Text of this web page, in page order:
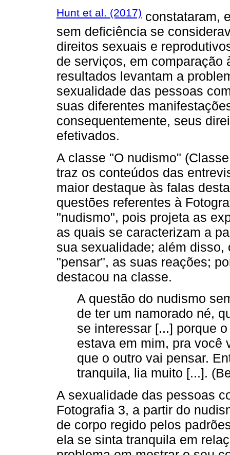
Hunt et al. (2017) constataram,
sem deficiência se
direitos sexuais e
de serviços, em
resultados levantam a
sexualidade das pessoas
suas diferentes
consequentemente, seus
efetivados.
A classe "O nudismo"
traz os conteúdos das
maior destaque às falas
questões referentes à
"nudismo", pois projeta as
as quais se caracterizam a
sua sexualidade; além
"pensar", as suas reações;
destacou na classe.
A questão do nudismo
de ter um namorado né,
se interessar [...] porque
estava em mim, pra você
que o outro vai pensar.
tranquila, lia muito [...].
A sexualidade das pessoas
Fotografia 3, a partir do
de corpo regido pelos
ela se sinta tranquila em